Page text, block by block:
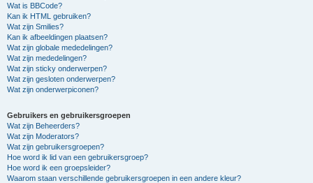
Wat is BBCode?
Kan ik HTML gebruiken?
Wat zijn Smilies?
Kan ik afbeeldingen plaatsen?
Wat zijn globale mededelingen?
Wat zijn mededelingen?
Wat zijn sticky onderwerpen?
Wat zijn gesloten onderwerpen?
Wat zijn onderwerpiconen?
Gebruikers en gebruikersgroepen
Wat zijn Beheerders?
Wat zijn Moderators?
Wat zijn gebruikersgroepen?
Hoe word ik lid van een gebruikersgroep?
Hoe word ik een groepsleider?
Waarom staan verschillende gebruikersgroepen in een andere kleur?